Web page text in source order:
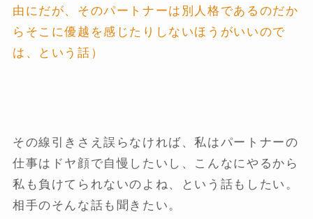
由にだが、そのパートナーは別人格であるのだか
らそこに優越を感じたりしないほうがいいので
は、という話）
その線引きさえ誤らなければ、私はパートナーの
仕事はドヤ顔で自慢したいし、こんなにやるから
私も負けてられないのよね、という話もしたい。
相手のそんな話も聞きたい。